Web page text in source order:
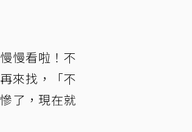
慢看啦！不
來找，「不
了，現在就